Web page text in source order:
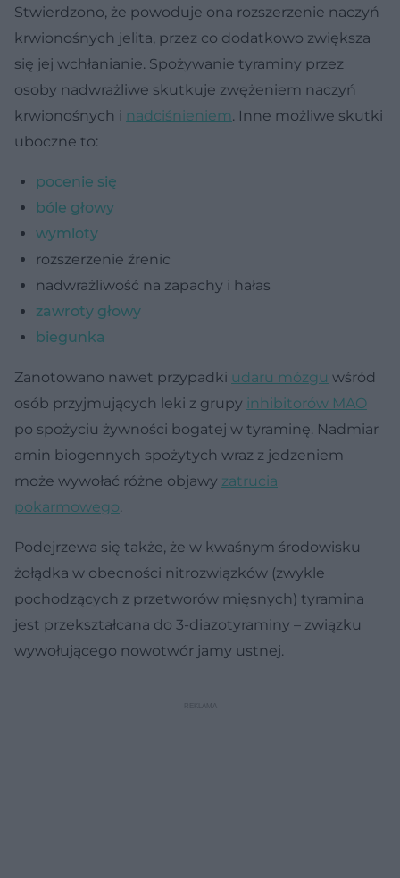
Stwierdzono, że powoduje ona rozszerzenie naczyń
krwionośnych jelita, przez co dodatkowo zwiększa
się jej wchłanianie. Spożywanie tyraminy przez
osoby nadwrażliwe skutkuje zwężeniem naczyń
krwionośnych i nadciśnieniem. Inne możliwe skutki
uboczne to:
pocenie się
bóle głowy
wymioty
rozszerzenie źrenic
nadwrażliwość na zapachy i hałas
zawroty głowy
biegunka
Zanotowano nawet przypadki udaru mózgu wśród
osób przyjmujących leki z grupy inhibitorów MAO
po spożyciu żywności bogatej w tyraminę. Nadmiar
amin biogennych spożytych wraz z jedzeniem
może wywołać różne objawy zatrucia
pokarmowego.
Podejrzewa się także, że w kwaśnym środowisku
żołądka w obecności nitrozwiązków (zwykle
pochodzących z przetworów mięsnych) tyramina
jest przekształcana do 3-diazotyraminy – związku
wywołującego nowotwór jamy ustnej.